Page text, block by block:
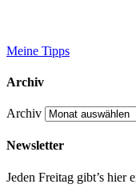
Meine Tipps
Archiv
Archiv
Newsletter
Jeden Freitag gibt’s